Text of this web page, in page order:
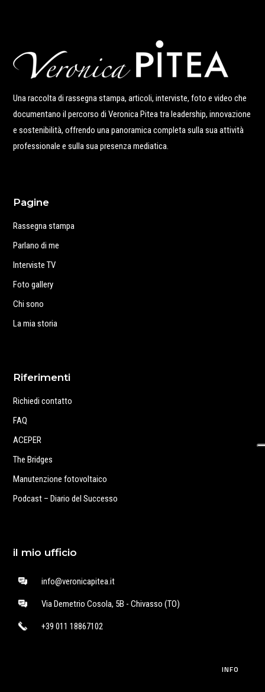
Una raccolta di rassegna stampa, articoli, interviste, foto e video che
documentano il percorso di Veronica Pitea tra leadership, innovazione
e sostenibilità, offrendo una panoramica completa sulla sua attività
professionale e sulla sua presenza mediatica.
Pagine
Rassegna stampa
Parlano di me
Interviste TV
Foto gallery
Chi sono
La mia storia
Riferimenti
Richiedi contatto
FAQ
ACEPER
The Bridges
Manutenzione fotovoltaico
Podcast – Diario del Successo
il mio ufficio
info@veronicapitea.it
Via Demetrio Cosola, 5B - Chivasso (TO)
+39 011 18867102
INFO